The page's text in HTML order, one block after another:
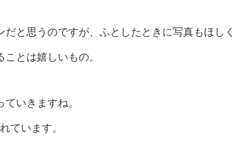
と思うのですが、ふとしたときに写真もほしく
とは嬉しいもの。
いきますね。
ています。